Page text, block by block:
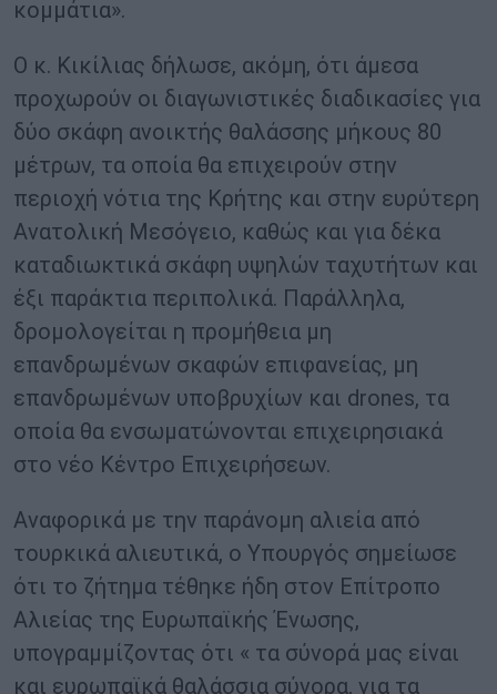
κομμάτια».
Ο κ. Κικίλιας δήλωσε, ακόμη, ότι άμεσα
προχωρούν οι διαγωνιστικές διαδικασίες για
δύο σκάφη ανοικτής θαλάσσης μήκους 80
μέτρων, τα οποία θα επιχειρούν στην
περιοχή νότια της Κρήτης και στην ευρύτερη
Ανατολική Μεσόγειο, καθώς και για δέκα
καταδιωκτικά σκάφη υψηλών ταχυτήτων και
έξι παράκτια περιπολικά. Παράλληλα,
δρομολογείται η προμήθεια μη
επανδρωμένων σκαφών επιφανείας, μη
επανδρωμένων υποβρυχίων και drones, τα
οποία θα ενσωματώνονται επιχειρησιακά
στο νέο Κέντρο Επιχειρήσεων.
Αναφορικά με την παράνομη αλιεία από
τουρκικά αλιευτικά, ο Υπουργός σημείωσε
ότι το ζήτημα τέθηκε ήδη στον Επίτροπο
Αλιείας της Ευρωπαϊκής Ένωσης,
υπογραμμίζοντας ότι « τα σύνορά μας είναι
και ευρωπαϊκά θαλάσσια σύνορα, για τα